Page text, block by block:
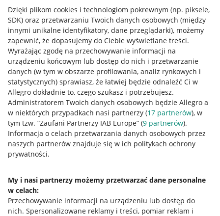
Dzięki plikom cookies i technologiom pokrewnym (np. piksele,
SDK) oraz przetwarzaniu Twoich danych osobowych (między
innymi unikalne identyfikatory, dane przeglądarki), możemy
zapewnić, że dopasujemy do Ciebie wyświetlane treści.
Wyrażając zgodę na przechowywanie informacji na
urządzeniu końcowym lub dostęp do nich i przetwarzanie
danych (w tym w obszarze profilowania, analiz rynkowych i
statystycznych) sprawiasz, że łatwiej będzie odnaleźć Ci w
Allegro dokładnie to, czego szukasz i potrzebujesz.
Administratorem Twoich danych osobowych będzie Allegro a
w niektórych przypadkach nasi partnerzy (17 partnerów), w
tym tzw. “Zaufani Partnerzy IAB Europe” (9 partnerów).
Informacja o celach przetwarzania danych osobowych przez
naszych partnerów znajduje się w ich politykach ochrony
prywatności.
My i nasi partnerzy możemy przetwarzać dane personalne
w celach:
Przechowywanie informacji na urządzeniu lub dostęp do
nich. Spersonalizowane reklamy i treści, pomiar reklam i
Przydatne informacje
Jak to działa
Allegro Gadane dla sprzedających
Allegro Gadane dla kupujących